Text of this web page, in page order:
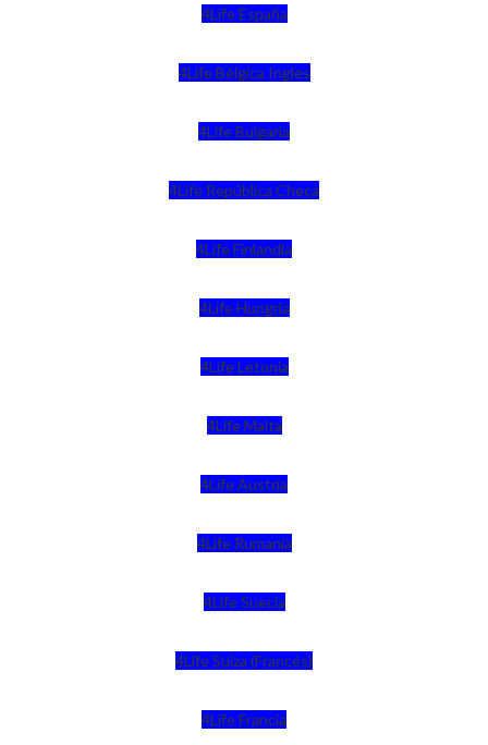
4Life España
4Life Bélgica Ingles
4Life Bulgaria
4Life República Checa
4Life Finlandia
4Life Hungria
4Life Letonia
4Life Malta
4Life Austria
4Life Rumania
4Life Suecia
4Life Suiza (Francés)
4Life Francia